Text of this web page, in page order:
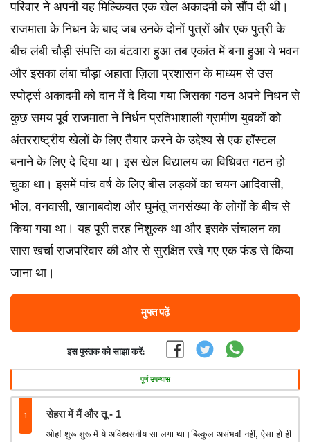
परिवार ने अपनी यह मिल्कियत एक खेल अकादमी को सौंप दी थी।
राजमाता के निधन के बाद जब उनके दोनों पुत्रों और एक पुत्री के
बीच लंबी चौड़ी संपत्ति का बंटवारा हुआ तब एकांत में बना हुआ ये भवन
और इसका लंबा चौड़ा अहाता ज़िला प्रशासन के माध्यम से उस
स्पोर्ट्स अकादमी को दान में दे दिया गया जिसका गठन अपने निधन से
कुछ समय पूर्व राजमाता ने निर्धन प्रतिभाशाली ग्रामीण युवकों को
अंतरराष्ट्रीय खेलों के लिए तैयार करने के उद्देश्य से एक हॉस्टल
बनाने के लिए दे दिया था। इस खेल विद्यालय का विधिवत गठन हो
चुका था। इसमें पांच वर्ष के लिए बीस लड़कों का चयन आदिवासी,
भील, वनवासी, खानाबदोश और घुमंतू जनसंख्या के लोगों के बीच से
किया गया था। यह पूरी तरह निशुल्क था और इसके संचालन का
सारा खर्चा राजपरिवार की ओर से सुरक्षित रखे गए एक फंड से किया
जाना था।
मुफ्त पढ़ें
इस पुस्तक को साझा करें:
पूर्ण उपन्यास
1 सेहरा में मैं और तू - 1
ओह! शुरू शुरू में ये अविश्वसनीय सा लगा था।बिल्कुल असंभव! नहीं, ऐसा हो ही